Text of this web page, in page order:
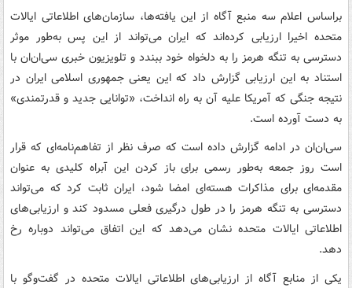
براساس اعلام سه منبع آگاه از این یافته‌ها، سازمان‌های اطلاعاتی ایالات
متحده اخیرا ارزیابی کرده‌اند که ایران می‌تواند از این پس به‌طور موثر
دسترسی به تنگه هرمز را به دلخواه خود ببندد و تلویزیون خبری سی‌ان‌ان با
استناد به این ارزیابی گزارش داد که این یعنی جمهوری اسلامی ایران در
نتیجه جنگی که آمریکا علیه آن به راه انداخت، «توانایی جدید و قدرتمندی»
به دست آورده است.
سی‌ان‌ان در ادامه گزارش داده است که صرف نظر از تفاهم‌نامه‌ای که قرار
است روز جمعه به‌طور رسمی برای باز کردن این آبراه کلیدی به عنوان
مقدمه‌ای برای مذاکرات هسته‌ای امضا شود، ایران ثابت کرد که می‌تواند
دسترسی به تنگه هرمز را در طول درگیری فعلی مسدود کند و ارزیابی‌های
اطلاعاتی ایالات متحده نشان می‌دهد که این اتفاق می‌تواند دوباره رخ
دهد.
یکی از منابع آگاه از ارزیابی‌های اطلاعاتی ایالات متحده در گفت‌وگو با